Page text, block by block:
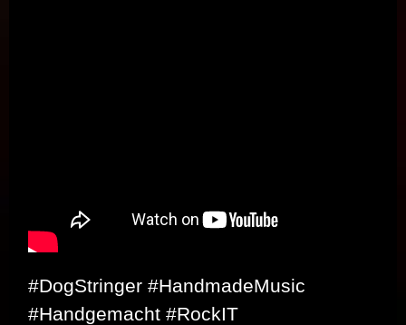
#DogStringer #HandmadeMusic
#Handgemacht #RockIT